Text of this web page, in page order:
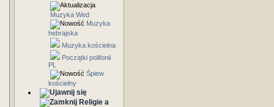
Muzyka Wed
Muzyka
hebrajska
Muzyka kościelna
Początki polifonii
PL
Śpiew
kościelny
Religie a